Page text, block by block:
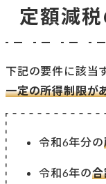
定額減
下記の要件に該当
一定の所得制限が
令和6年分の
令和6年の